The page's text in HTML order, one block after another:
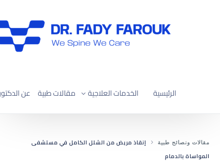
الرئيسية الخدمات العلاجية مقالات طبية عن
مقالات ونصائح طبية
إنقاذ مريض من الشلل الكامل في مستشفى
المواساة بالدمام